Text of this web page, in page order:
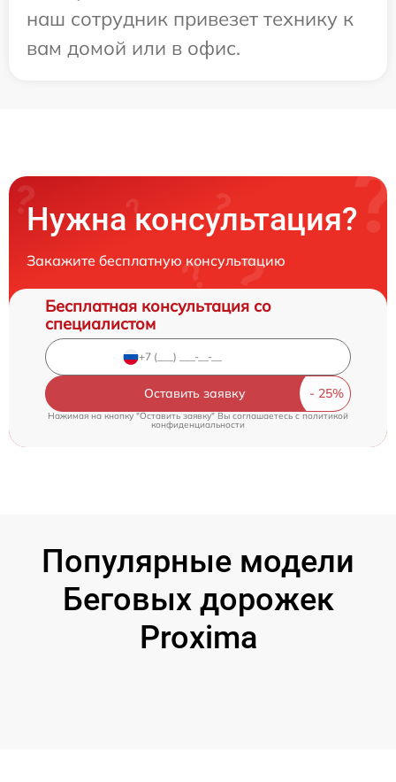
наш сотрудник привезет технику к
вам домой или в офис.
Нужна консультация?
Закажите бесплатную консультацию
Бесплатная консультация со
специалистом
Оставить заявку
Нажимая на кнопку "Оставить заявку" Вы соглашаетесь cполитикой
конфиденциальности
Популярные модели
Беговых дорожек
Proxima